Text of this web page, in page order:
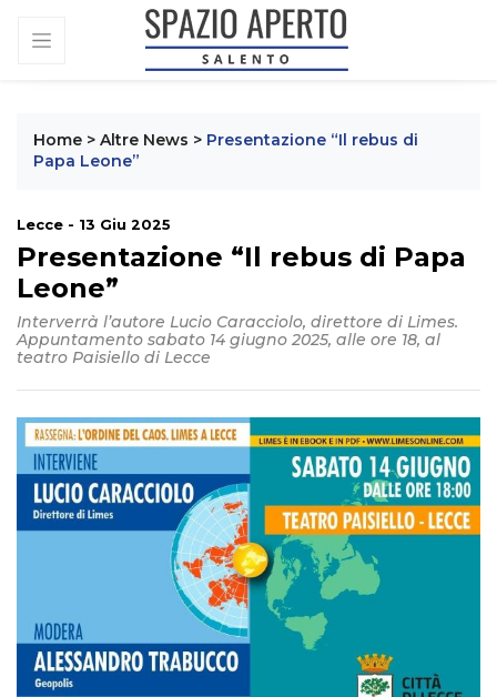
Home > Altre News > Presentazione “Il rebus di
Papa Leone”
Lecce - 13 Giu 2025
Presentazione “Il rebus di Papa
Leone”
Interverrà l’autore Lucio Caracciolo, direttore di Limes.
Appuntamento sabato 14 giugno 2025, alle ore 18, al
teatro Paisiello di Lecce